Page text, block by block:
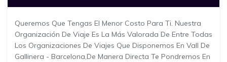
Queremos Que Tengas El Menor Costo Para Ti. Nuestra
Organización De Viaje Es La Más Valorada De Entre Todas
Los Organizaciones De Viajes Que Disponemos En Vall De
Gallinera - Barcelona,de Manera Directa Te Pondremos En